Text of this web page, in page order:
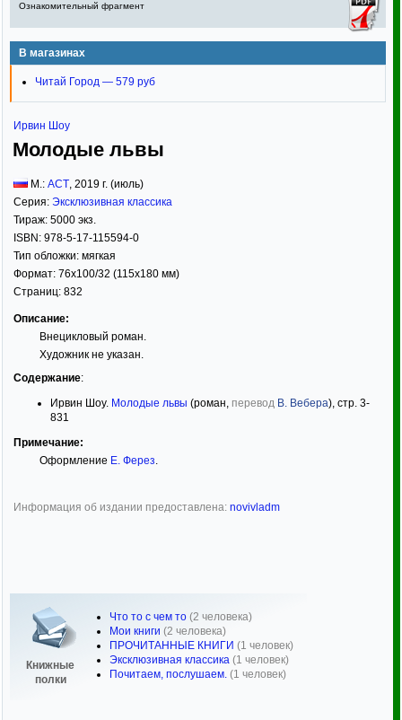
Ознакомительный фрагмент
В магазинах
Читай Город — 579 руб
Ирвин Шоу
Молодые львы
М.: АСТ 2019 г. (июль)
Серия: Эксклюзивная классика
Тираж: 5000 экз.
ISBN: 978-5-17-115594-0
Тип обложки: мягкая
Формат: 76x100/32 (115x180 мм)
Страниц: 832
Описание:
Внецикловый роман.
Художник не указан.
Содержание:
Ирвин Шоу. Молодые львы (роман, перевод В. Вебера), стр. 3-
831
Примечание:
Оформление Е. Ферез
Информация об издании предоставлена: novivladm
Книжные
полки
Что то с чем то (2 человека)
Мои книги (2 человека)
ПРОЧИТАННЫЕ КНИГИ (1 человек)
Эксклюзивная классика (1 человек)
Почитаем, послушаем. (1 человек)